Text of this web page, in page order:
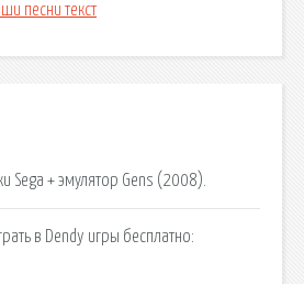
песни текст
Sega + эмулятор Gens (2008).
в Dendy игры бесплатно: